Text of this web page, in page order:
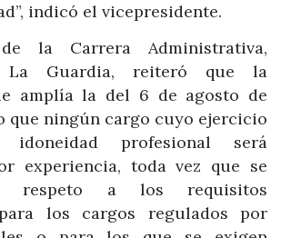
indicó el vicepresidente.
la Carrera Administrativa,
La Guardia, reiteró que la
amplía la del 6 de agosto de
que ningún cargo cuyo ejercicio
profesional será
experiencia, toda vez que se
respeto a los requisitos
los cargos regulados por